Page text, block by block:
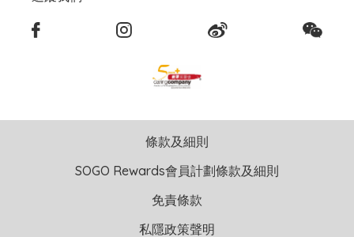
條款及細則
SOGO Rewards會員計劃條款及細則
免責條款
私隱政策聲明